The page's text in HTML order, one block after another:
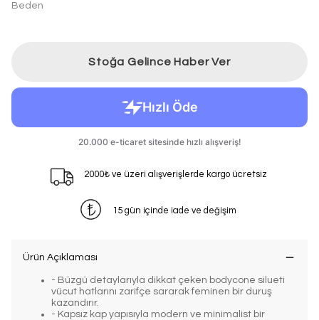
Beden
Stoğa Gelince Haber Ver
2000₺ ve üzeri alışverişlerde kargo ücretsiz
15 gün içinde iade ve değişim
Ürün Açıklaması
- Büzgü detaylarıyla dikkat çeken bodycone silueti
vücut hatlarını zarifçe sararak feminen bir duruş
kazandırır.
- Kapsız kap yapısıyla modern ve minimalist bir